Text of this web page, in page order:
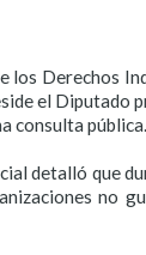
los Derechos
el Diputado
consulta pública.
detalló que
no